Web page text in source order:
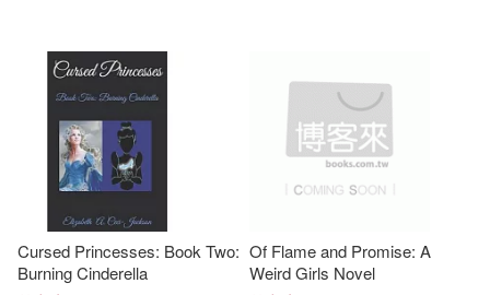
M. P. (EDT)(1)
MS Ceci Guillen’s 7th and 8th Grad
Maggie(1)
Marcel/ Borgemeister(1)
Cursed Princesses: Book Two:
Burning Cinderella
Of Flame and Promise: A
Weird Girls Novel